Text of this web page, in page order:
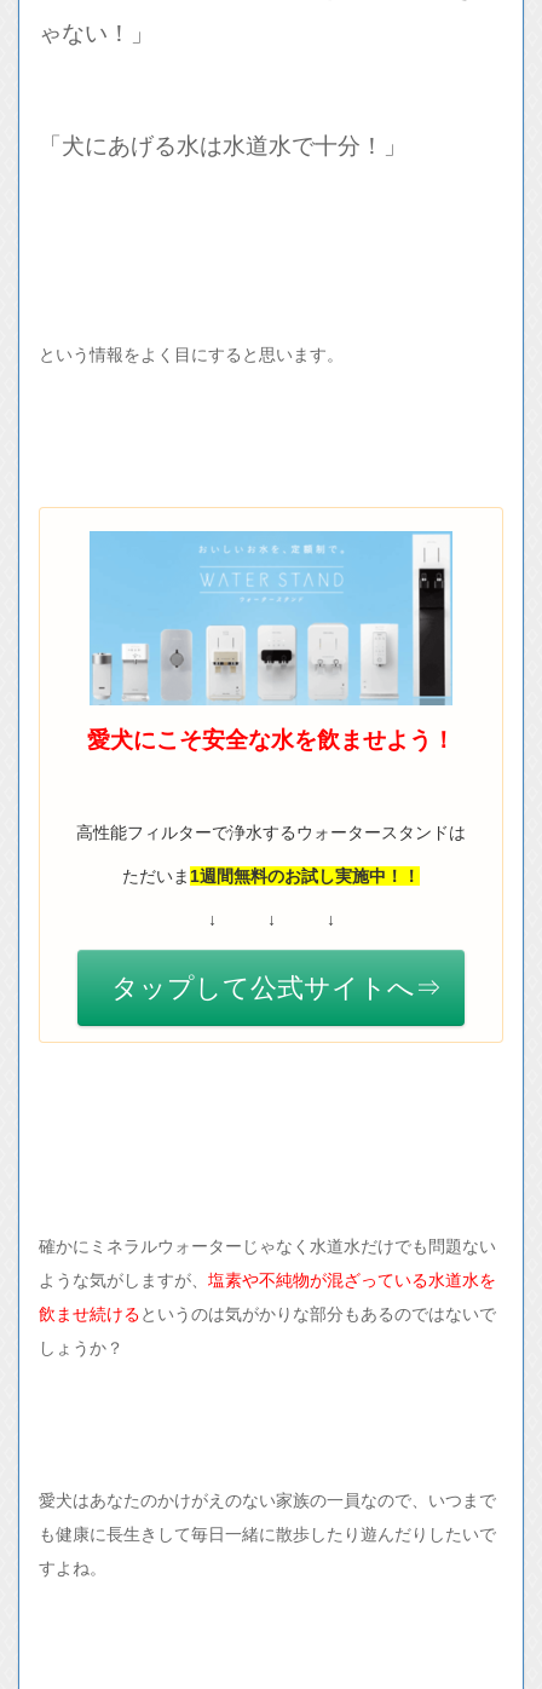
ゃない！」
「犬にあげる水は水道水で十分！」
という情報をよく目にすると思います。
愛犬にこそ安全な水を飲ませよう！
高性能フィルターで浄水するウォータースタンドは
ただいま 1週間無料のお試し実施中！！
↓ ↓ ↓
タップして公式サイトへ⇒
確かにミネラルウォーターじゃなく水道水だけでも問題ない
ような気がしますが、 塩素や不純物が混ざっている水道水を
飲ませ続けるというのは気がかりな部分もあるのではないで
しょうか？
愛犬はあなたのかけがえのない家族の一員なので、いつまで
も健康に長生きして毎日一緒に散歩したり遊んだりしたいで
すよね。